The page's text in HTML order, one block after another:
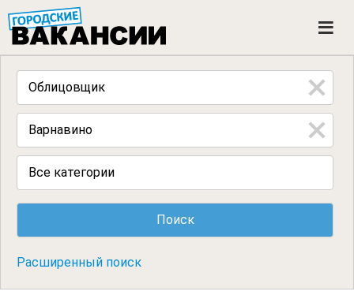
n
Все категории
Расширенный поиск